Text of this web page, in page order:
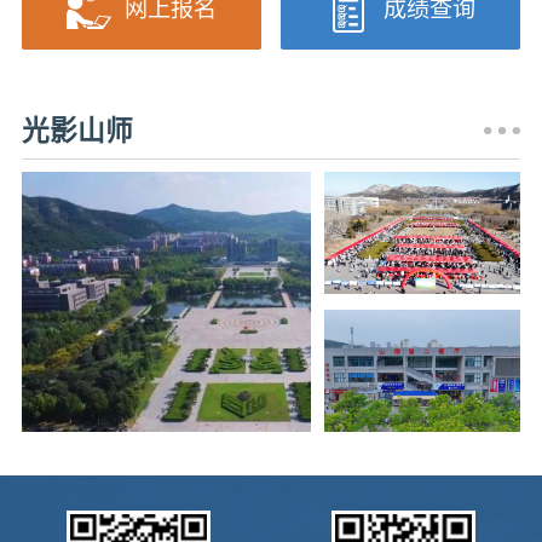
光影山师